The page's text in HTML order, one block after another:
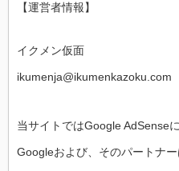
【運営者情報】
イクメン仮面
ikumenja@ikumenkazoku.com
当サイトではGoogle AdSense
Googleおよび、そのパートナ